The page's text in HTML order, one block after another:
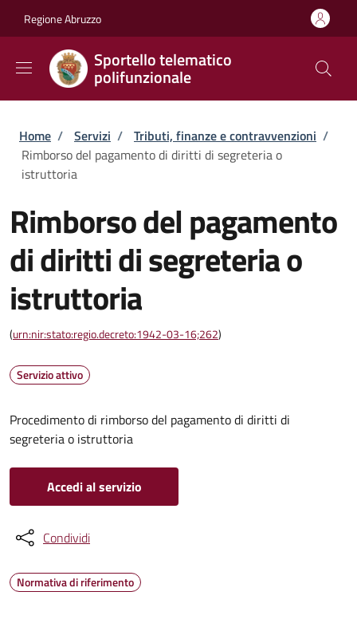
Regione Abruzzo
Sportello telematico
polifunzionale
Briciole di pane
Home / Servizi / Tributi, finanze e contravvenzioni /
Rimborso del pagamento di diritti di segreteria o
istruttoria
Rimborso del pagamento
di diritti di segreteria o
istruttoria
(urn:nir:stato:regio.decreto:1942-03-16;262)
Servizio attivo
Procedimento di rimborso del pagamento di diritti di
segreteria o istruttoria
Accedi al servizio
Condividi
Normativa di riferimento